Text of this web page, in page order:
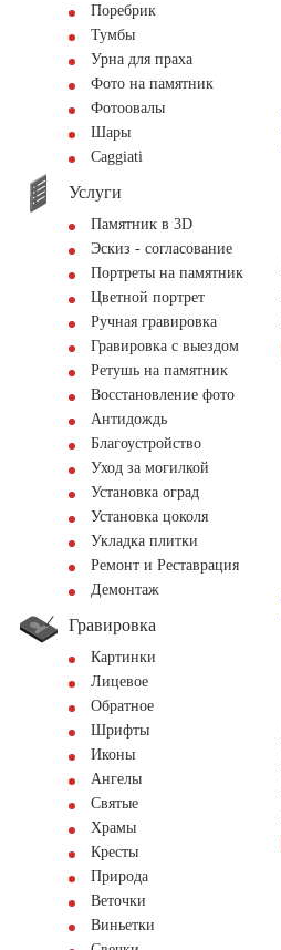
Поребрик
Тумбы
Урна для праха
Фото на памятник
Фотоовалы
Шары
Сaggiati
Услуги
Памятник в 3D
Эскиз - согласование
Портреты на памятник
Цветной портрет
Ручная гравировка
Гравировка с выездом
Ретушь на памятник
Восстановление фото
Антидождь
Благоустройство
Уход за могилкой
Установка оград
Установка цоколя
Укладка плитки
Ремонт и Реставрация
Демонтаж
Гравировка
Картинки
Лицевое
Обратное
Шрифты
Иконы
Ангелы
Святые
Храмы
Кресты
Природа
Веточки
Виньетки